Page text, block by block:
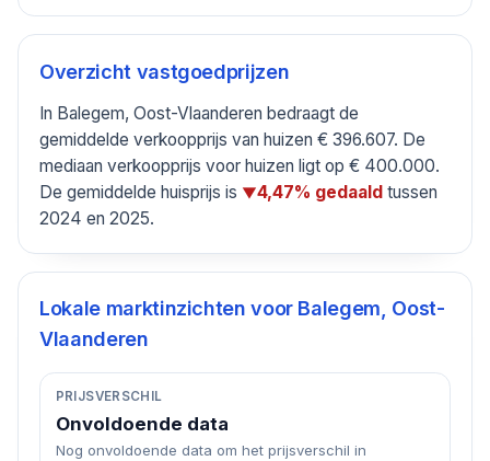
Overzicht vastgoedprijzen
In Balegem, Oost-Vlaanderen bedraagt de
gemiddelde verkoopprijs van huizen € 396.607. De
mediaan verkoopprijs voor huizen ligt op € 400.000.
De gemiddelde huisprijs is ▼4,47% gedaald tussen
2024 en 2025.
Lokale marktinzichten voor Balegem, Oost-
Vlaanderen
PRIJSVERSCHIL
Onvoldoende data
Nog onvoldoende data om het prijsverschil in